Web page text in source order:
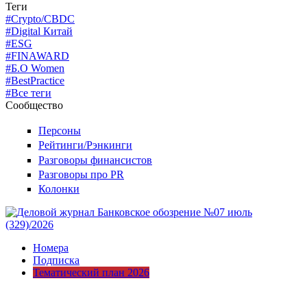
Теги
#Crypto/CBDC
#Digital Китай
#ESG
#FINAWARD
#Б.О Women
#BestPractice
#Все теги
Сообщество
Персоны
Рейтинги/Рэнкинги
Разговоры финансистов
Разговоры про PR
Колонки
Номера
Подписка
Тематический план 2026